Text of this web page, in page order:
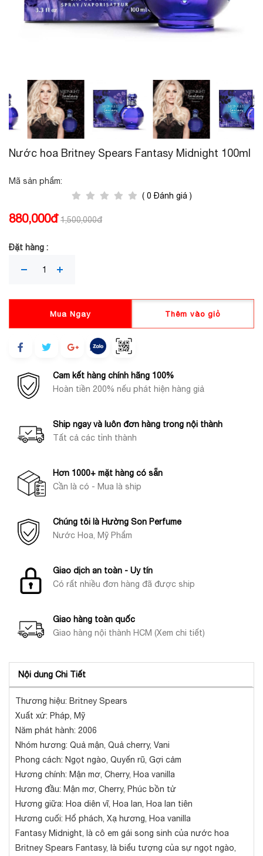
Nước hoa Britney Spears Fantasy Midnight 100ml
Mã sản phẩm:
( 0 Đánh giá )
880,000đ 1,500,000đ
Đặt hàng :
Mua Ngay Thêm vào giỏ
Cam kết hàng chính hãng 100%
Hoàn tiền 200% nếu phát hiện hàng giả
Ship ngay và luôn đơn hàng trong nội thành
Tất cả các tỉnh thành
Hơn 1000+ mặt hàng có sẵn
Cần là có - Mua là ship
Chúng tôi là Hường Son Perfume
Nước Hoa, Mỹ Phẩm
Giao dịch an toàn - Uy tín
Có rất nhiều đơn hàng đã được ship
Giao hàng toàn quốc
Giao hàng nội thành HCM (Xem chi tiết)
Nội dung Chi Tiết
Thương hiệu: Britney Spears
Xuất xứ: Pháp, Mỹ
Năm phát hành: 2006
Nhóm hương: Quả mận, Quả cherry, Vani
Phong cách: Ngọt ngào, Quyến rũ, Gợi cảm
Hương chính: Mận mơ, Cherry, Hoa vanilla
Hương đầu: Mận mơ, Cherry, Phúc bồn tử
Hương giữa: Hoa diên vĩ, Hoa lan, Hoa lan tiên
Hương cuối: Hổ phách, Xạ hương, Hoa vanilla
Fantasy Midnight, là cô em gái song sinh của nước hoa
Britney Spears Fantasy, là biểu tượng của sự ngọt ngào,